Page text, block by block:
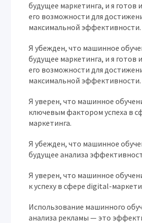
будущее маркетинга, и я готов
его возможности для
максимальной эффективности.
Я убежден, что машинное
будущее маркетинга, и я готов
его возможности для
максимальной эффективности.
Я уверен, что машинное
ключевым фактором успеха в
маркетинга.
Я убежден, что машинное
будущее анализа
Я уверен, что машинное
к успеху в сфере digital-
Использование машинного
анализа рекламы — это